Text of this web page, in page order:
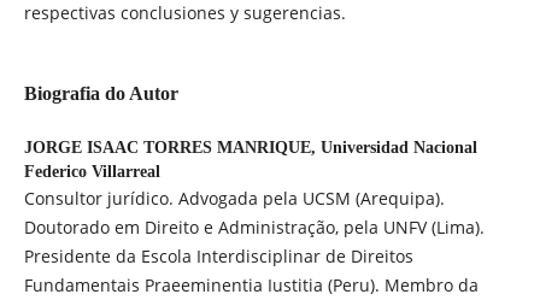
respectivas conclusiones y sugerencias.
Biografia do Autor
JORGE ISAAC TORRES MANRIQUE, Universidad Nacional
Federico Villarreal
Consultor jurídico. Advogada pela UCSM (Arequipa).
Doutorado em Direito e Administração, pela UNFV (Lima).
Presidente da Escola Interdisciplinar de Direitos
Fundamentais Praeeminentia Iustitia (Peru). Membro da